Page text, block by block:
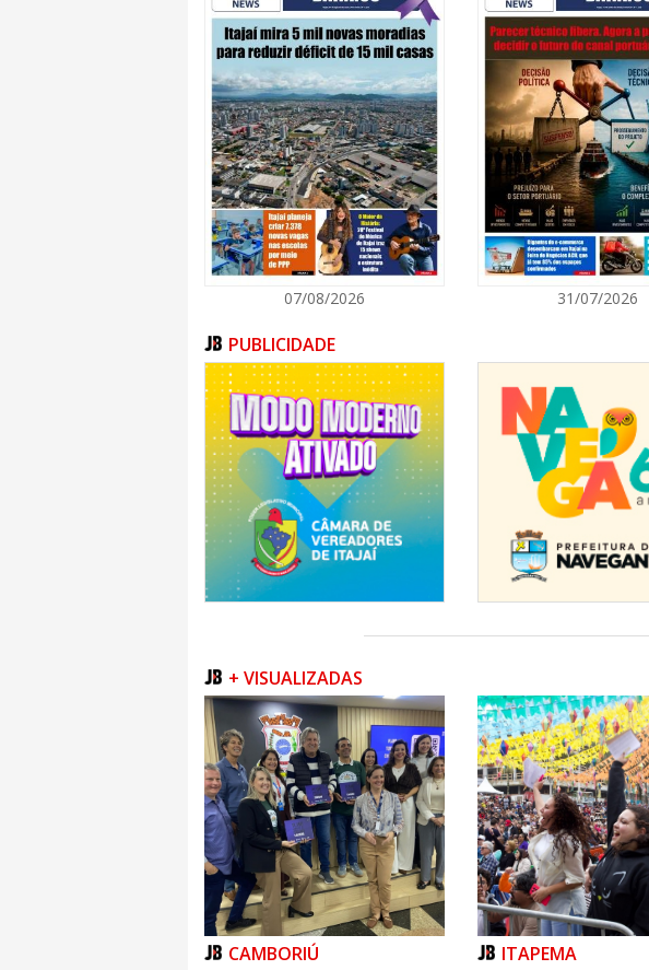
Processo de Soldagem
Processo de Soldagem TIG
Processo de Soldagem Naval
Tubulador Naval
Construção Civil
Instalação Elétrica Residencial
Noções Básicas de Gesso Acartonado Drywall
Fundamentos da Elétrica Industrial
Oficina Instalação Hidráulica Residencial
Texto: Marília Cordeiro
Fotos: Marcos Porto
07/08/2026 31/07/2026
PUBLICIDADE
+ VISUALIZADAS
CAMBORIÚ ITAPEMA